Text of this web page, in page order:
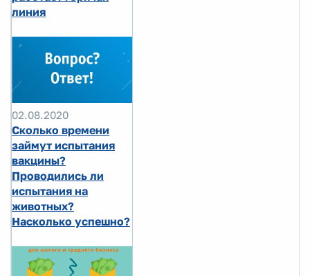
линия
02.08.2020
Сколько времени
займут испытания
вакцины?
Проводились ли
испытания на
животных?
Насколько успешно?